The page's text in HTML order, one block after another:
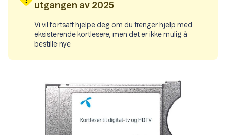
utgangen av 2025
Vi vil fortsatt hjelpe deg om du trenger hjelp med
eksisterende kortlesere, men det er ikke mulig å
bestille nye.